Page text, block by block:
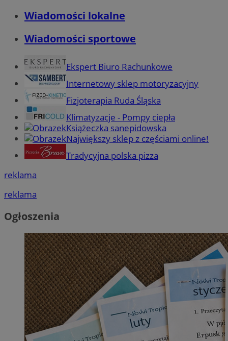
Wiadomości lokalne
Wiadomości sportowe
Ekspert Biuro Rachunkowe
Internetowy sklep motoryzacyjny
Fizjoterapia Ruda Śląska
Klimatyzacje - Pompy ciepła
Książeczka sanepidowska
Największy sklep z częściami online!
Tradycyjna polska pizza
reklama
reklama
Ogłoszenia